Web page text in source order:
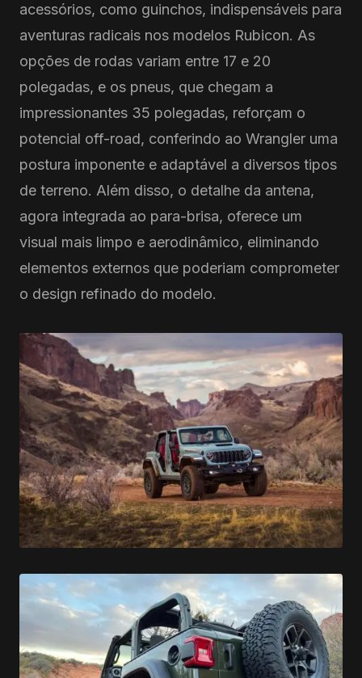
acessórios, como guinchos, indispensáveis para
aventuras radicais nos modelos Rubicon. As
opções de rodas variam entre 17 e 20
polegadas, e os pneus, que chegam a
impressionantes 35 polegadas, reforçam o
potencial off-road, conferindo ao Wrangler uma
postura imponente e adaptável a diversos tipos
de terreno. Além disso, o detalhe da antena,
agora integrada ao para-brisa, oferece um
visual mais limpo e aerodinâmico, eliminando
elementos externos que poderiam comprometer
o design refinado do modelo.